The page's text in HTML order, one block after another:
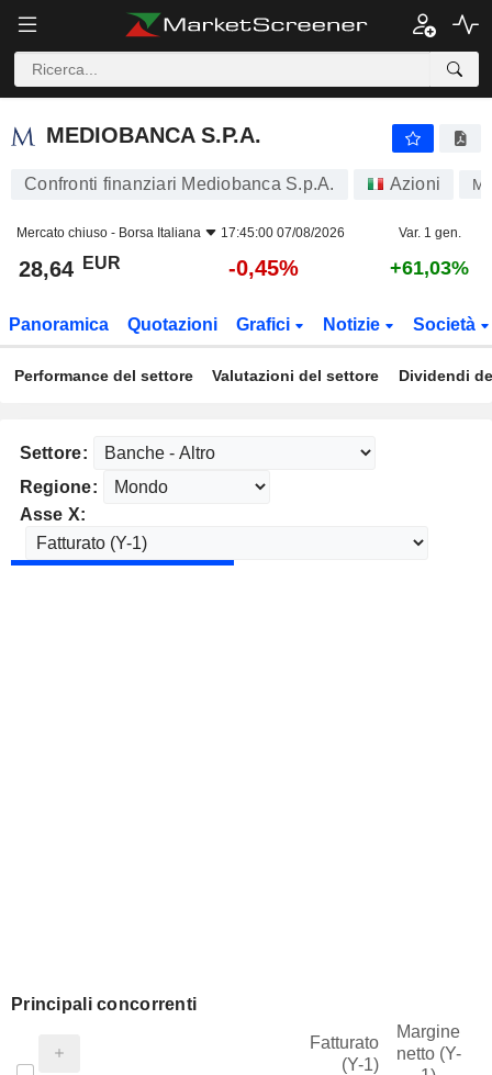
MEDIOBANCA S.P.A.
MEDIOBANCA S.P.A.
Confronti finanziari Mediobanca S.p.A. Azioni
Mercato chiuso - Borsa Italiana 17:45:00 07/08/2026 Var. 1 gen.
28,64 EUR -0,45% +61,03%
Panoramica Quotazioni Grafici Notizie Società
Performance del settore Valutazioni del settore Dividendi
Settore:
Regione:
Asse X:
Principali concorrenti
Fatturato
(Y-1)
Margine
netto (Y-